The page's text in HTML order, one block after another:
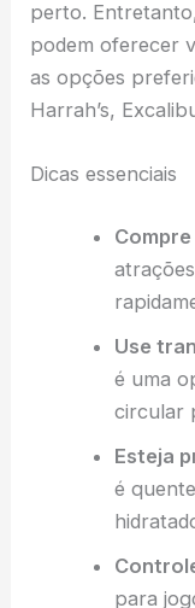
perto.
podem oferecer
as opções
Harrah’s,
Dicas essenciais
Use
é uma
circular
Esteja
é
para